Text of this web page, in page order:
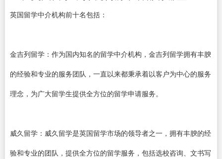
英国留学中介机构前十名包括：
金吉列留学：作为国内知名的留学中介机构，金吉列留学拥有丰腴
的经验和专业的服务团队，一直以来都秉承着以客户为中心的服务
理念，为广大留学生提供全方位的留学申请服务。
威久留学：威久留学是英国留学市场的领导者之一，拥有丰腴的经
验和专业的团队，提供全方位的留学服务，包括选校咨询、文书写